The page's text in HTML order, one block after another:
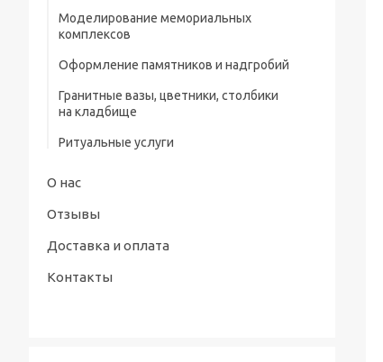
кладбище
Металлические цветники на кладбище
Моделирование мемориальных
комплексов
Оформление памятников и надгробий
Портреты на памятники и надгробия
Гранитные вазы, цветники, столбики
на кладбище
Ритуальные услуги
О нас
Отзывы
Доставка и оплата
Контакты